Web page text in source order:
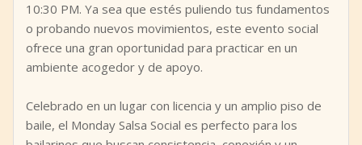
10:30 PM. Ya sea que estés puliendo tus fundamentos
o probando nuevos movimientos, este evento social
ofrece una gran oportunidad para practicar en un
ambiente acogedor y de apoyo.
Celebrado en un lugar con licencia y un amplio piso de
baile, el Monday Salsa Social es perfecto para los